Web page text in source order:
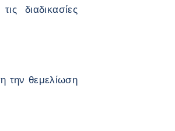
διαδικασίες
την θεμελίωση